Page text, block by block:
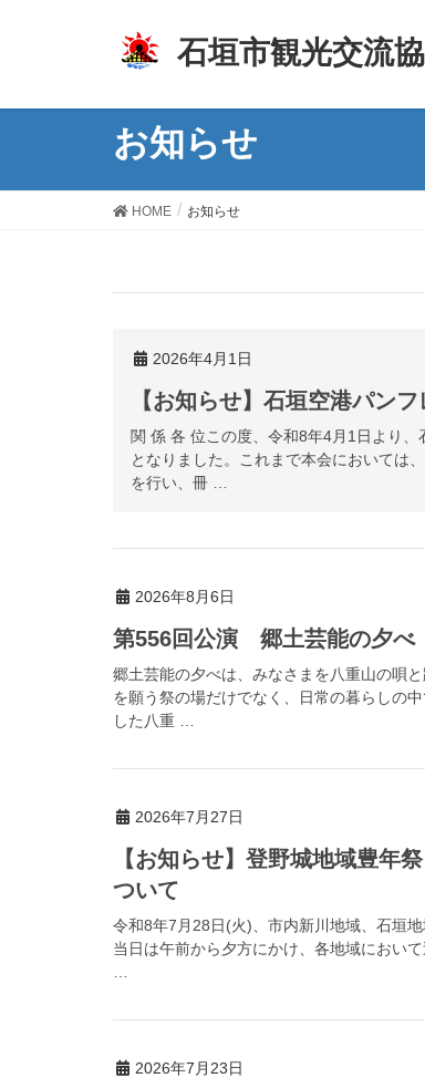
石垣市観光交流
お知らせ
HOME お知らせ
2026年4月1日
【お知らせ】石垣空港パン
関 係 各 位この度、令和8年4月1日より
となりました。これまで本会においては
を行い、冊 …
2026年8月6日
第556回公演 郷土芸能の夕
郷土芸能の夕べは、みなさまを八重山の唄
を願う祭の場だけでなく、日常の暮らしの
した八重 …
2026年7月27日
【お知らせ】登野城地域豊年
ついて
令和8年7月28日(火)、市内新川地域、石垣
当日は午前から夕方にかけ、各地域におい
2026年7月23日